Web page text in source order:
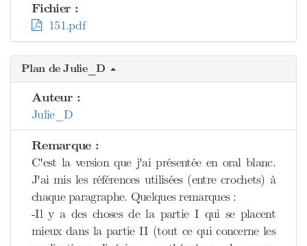
Fichier :
151.pdf
Plan de Julie_D
Auteur :
Julie_D
Remarque :
C'est la version que j'ai présentée en oral blanc.
J'ai mis les références utilisées (entre crochets) à
chaque paragraphe. Quelques remarques :
-Il y a des choses de la partie I qui se placent
mieux dans la partie II (tout ce qui concerne les